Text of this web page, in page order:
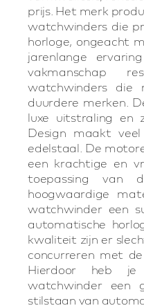
prijs. Het merk
watchwinders die
horloge, ongeacht
jarenlange
vakmanschap
watchwinders die
duurdere merken.
luxe uitstraling en
Design maakt
edelstaal. De
een krachtige en
toepassing van
hoogwaardige
watchwinder een
automatische
kwaliteit zijn er
concurreren met
Hierdoor heb
watchwinder een
stilstaan van